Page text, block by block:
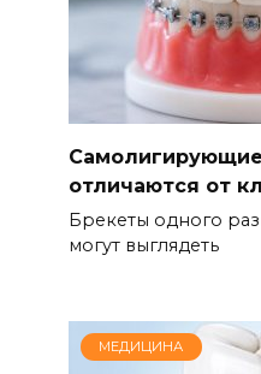
отличаются от
Брекеты одного
могут выглядеть
МЕДИЦИНА